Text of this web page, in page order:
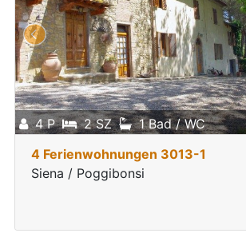
4 P 2 SZ 1 Bad / WC
4 Ferienwohnungen 3013-1
Siena / Poggibonsi